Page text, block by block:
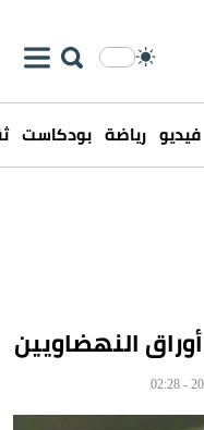
فيديو رياضة بودكاست
النهضاويين